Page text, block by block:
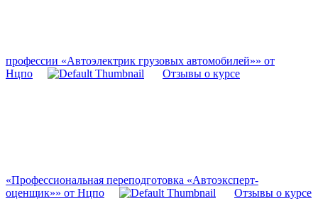
профессии «Автоэлектрик грузовых автомобилей»» от
Нцпо
Отзывы о курсе
«Профессиональная переподготовка «Автоэксперт-
оценщик»» от Нцпо
Отзывы о курсе